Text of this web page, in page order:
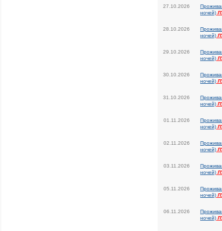
27.10.2026
ночей)
28.10.2026
ночей)
29.10.2026
ночей)
30.10.2026
ночей)
31.10.2026
ночей)
01.11.2026
ночей)
02.11.2026
ночей)
03.11.2026
ночей)
05.11.2026
ночей)
06.11.2026
ночей)